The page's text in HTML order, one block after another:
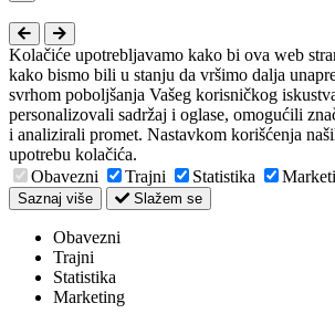
Kolačiće upotrebljavamo kako bi ova web
kako bismo bili u stanju da vršimo dalja
svrhom poboljšanja Vašeg korisničkog
personalizovali sadržaj i oglase, omogućili
i analizirali promet. Nastavkom korišćenja
upotrebu kolačića.
Obavezni
Trajni Statistika
Saznaj više Slažem se
Obavezni
Trajni
Statistika
Marketing